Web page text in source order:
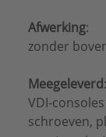
Met aftapper:
Met
Met
Met
Met
Met
Afwerking:
zonder
Meegeleverd:
VDI-
schroeven,